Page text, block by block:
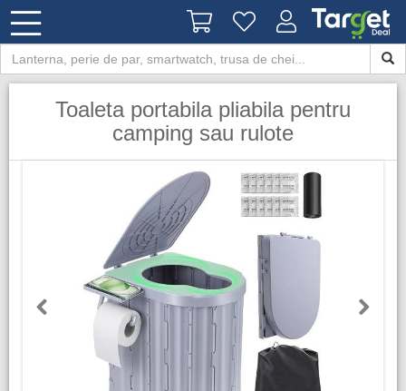
Toaleta portabila pliabila pentru
camping sau rulote